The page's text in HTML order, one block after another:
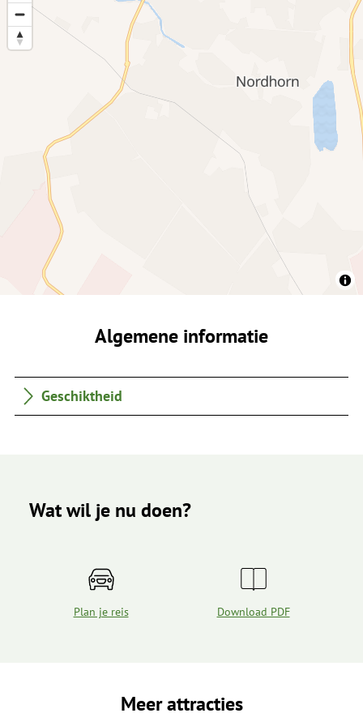
Algemene informatie
Geschiktheid
Wat wil je nu doen?
Plan je reis Download PDF
Meer attracties